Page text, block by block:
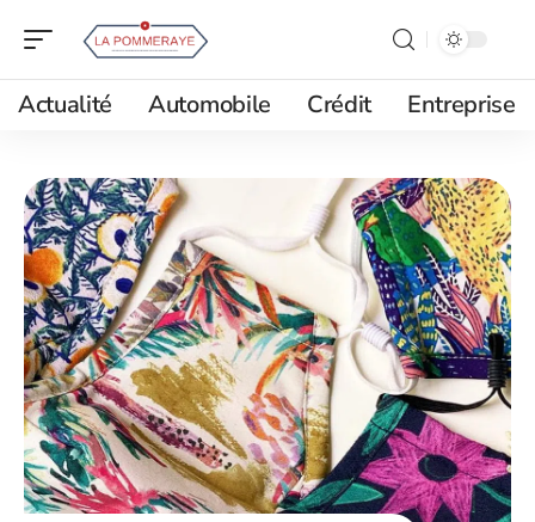
Actualité Automobile Crédit Entreprise